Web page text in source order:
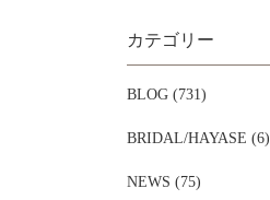
カテゴリー
BLOG (731)
BRIDAL/HAYASE (6)
NEWS (75)